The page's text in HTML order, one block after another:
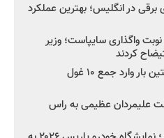
در انگلیس؛ بهترین عملکرد
واگذاری سایپاست؛ وزیر
کردند
۳ خودروساز چینی برای نخستین بار وارد جمع ۱۰ غول
علیمردان عظیمی به راس